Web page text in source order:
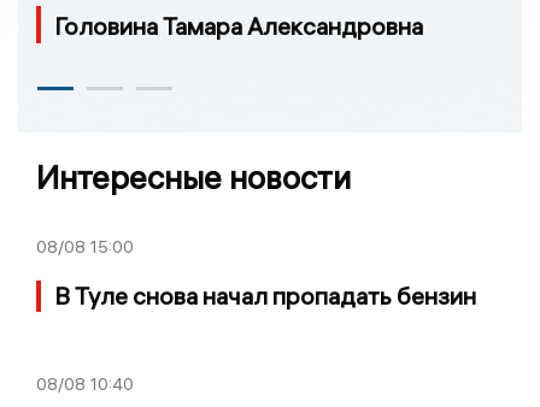
Головина Тамара Александровна
Интересные новости
08/08 15:00
В Туле снова начал пропадать бензин
08/08 10:40